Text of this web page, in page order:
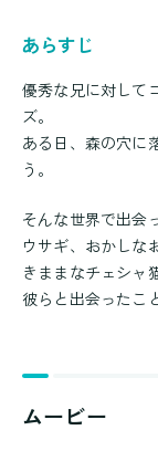
あらすじ
優秀な兄に対して
ズ。
ある日、森の穴に
う。
そんな世界で出会
ウサギ、おかしな
きままなチェシャ
彼らと出会ったこ
ムービー